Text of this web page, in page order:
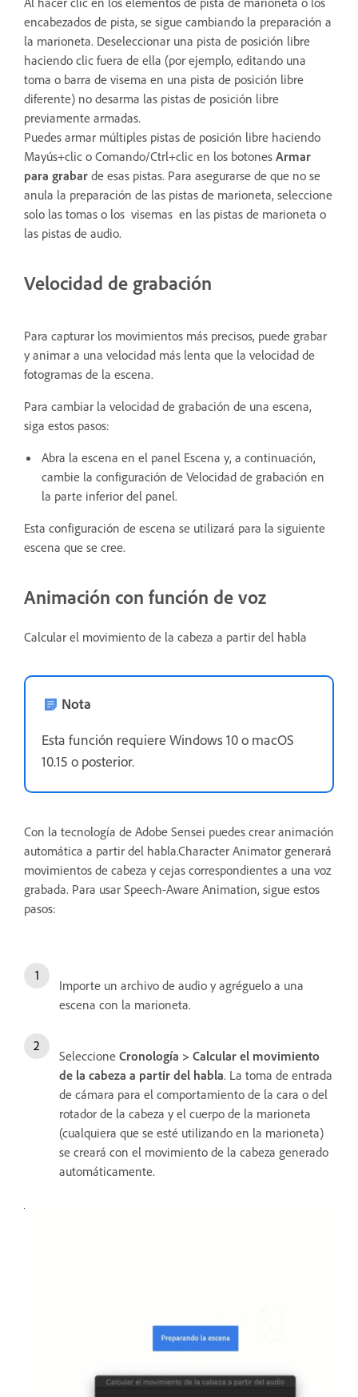
encabezados de pista, se sigue cambiando la preparación a
la marioneta. Deseleccionar una pista de posición libre
haciendo clic fuera de ella (por ejemplo, editando una
toma o barra de visema en una pista de posición libre
diferente) no desarma las pistas de posición libre
previamente armadas.
Puedes armar múltiples pistas de posición libre haciendo
Mayús+clic o Comando/Ctrl+clic en los botones Armar
para grabar de esas pistas. Para asegurarse de que no se
anula la preparación de las pistas de marioneta, seleccione
solo las tomas o los visemas en las pistas de marioneta o
las pistas de audio.
Velocidad de grabación
Para capturar los movimientos más precisos, puede grabar
y animar a una velocidad más lenta que la velocidad de
fotogramas de la escena.
Para cambiar la velocidad de grabación de una escena,
siga estos pasos:
Abra la escena en el panel Escena y, a continuación,
cambie la configuración de Velocidad de grabación en
la parte inferior del panel.
Esta configuración de escena se utilizará para la siguiente
escena que se cree.
Animación con función de voz
Calcular el movimiento de la cabeza a partir del habla
Nota
Esta función requiere Windows 10 o macOS
10.15 o posterior.
Con la tecnología de Adobe Sensei puedes crear animación
automática a partir del habla.Character Animator generará
movimientos de cabeza y cejas correspondientes a una voz
grabada. Para usar Speech-Aware Animation, sigue estos
pasos:
Importe un archivo de audio y agréguelo a una
escena con la marioneta.
Seleccione Cronología > Calcular el movimiento
de la cabeza a partir del habla. La toma de entrada
de cámara para el comportamiento de la cara o del
rotador de la cabeza y el cuerpo de la marioneta
(cualquiera que se esté utilizando en la marioneta)
se creará con el movimiento de la cabeza generado
automáticamente.